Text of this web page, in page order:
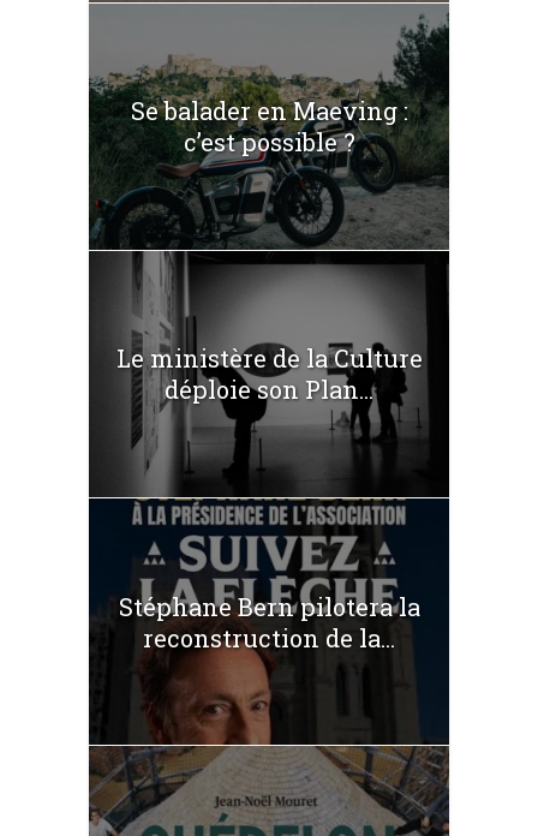
Se balader en Maeving :
c’est possible ?
Le ministère de la Culture
déploie son Plan...
Stéphane Bern pilotera la
reconstruction de la...